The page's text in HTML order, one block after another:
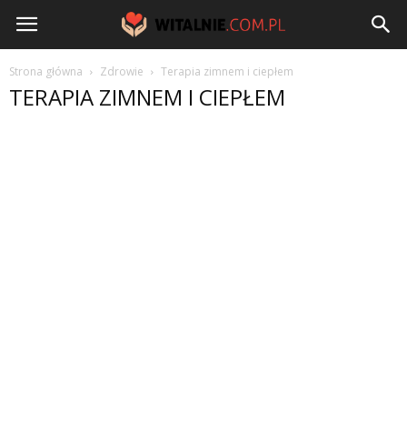
Witalnie.com.pl
Strona główna Zdrowie Terapia zimnem i ciepłem
TERAPIA ZIMNEM I CIEPŁEM